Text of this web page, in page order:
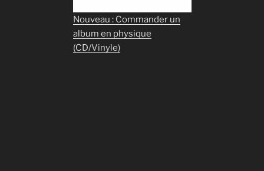
Nouveau : Commander un
album en physique
(CD/Vinyle)